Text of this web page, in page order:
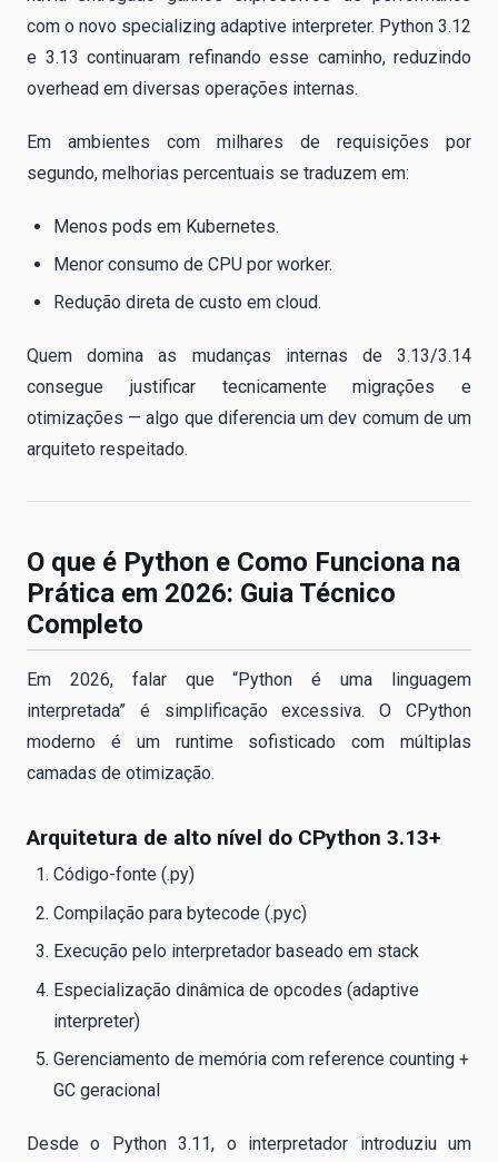
com o novo specializing adaptive interpreter. Python 3.12
e 3.13 continuaram refinando esse caminho, reduzindo
overhead em diversas operações internas.
Em ambientes com milhares de requisições por
segundo, melhorias percentuais se traduzem em:
Menos pods em Kubernetes.
Menor consumo de CPU por worker.
Redução direta de custo em cloud.
Quem domina as mudanças internas de 3.13/3.14
consegue justificar tecnicamente migrações e
otimizações — algo que diferencia um dev comum de um
arquiteto respeitado.
O que é Python e Como Funciona na
Prática em 2026: Guia Técnico
Completo
Em 2026, falar que “Python é uma linguagem
interpretada” é simplificação excessiva. O CPython
moderno é um runtime sofisticado com múltiplas
camadas de otimização.
Arquitetura de alto nível do CPython 3.13+
Código-fonte (.py)
Compilação para bytecode (.pyc)
Execução pelo interpretador baseado em stack
Especialização dinâmica de opcodes (adaptive
interpreter)
Gerenciamento de memória com reference counting +
GC geracional
Desde o Python 3.11, o interpretador introduziu um